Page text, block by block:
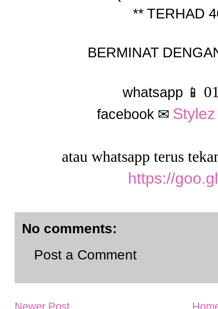
** TERHAD
BERMINAT
whatsapp 📱
facebook ✉
atau whatsapp terus
https://
No comments:
Post a Comment
Newer Post